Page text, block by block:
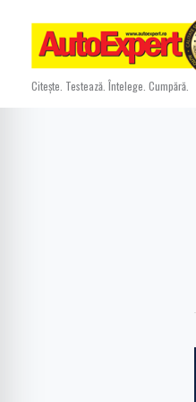
content
Citește. Testează. Întelege. Cumpără.